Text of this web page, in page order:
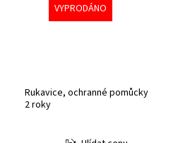
VYPRODÁNO
Rukavice, ochranné pomůcky
2 roky